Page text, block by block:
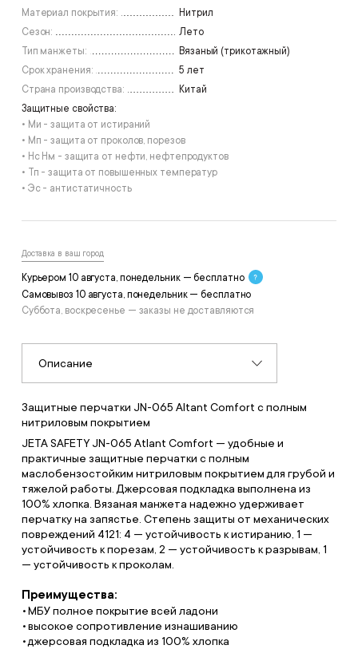
Материал покрытия:
Нитрил
Сезон:
Лето
Тип манжеты:
Вязаный (трикотажный)
Срок хранения:
5 лет
Страна производства:
Китай
Защитные свойства:
• Ми - защита от истираний
• Мп - защита от проколов, порезов
• Нс Нм - защита от нефти, нефтепродуктов
• Тп - защита от повышенных температур
• Эс - антистатичность
Доставка в ваш город
Курьером 10 августа, понедельник — бесплатно
Самовывоз 10 августа, понедельник — бесплатно
Суббота, воскресенье — заказы не доставляются
Описание
Защитные перчатки JN-065 Altant Comfort с полным
нитриловым покрытием
JETA SAFETY JN-065 Atlant Comfort — удобные и
практичные защитные перчатки с полным
маслобензостойким нитриловым покрытием для грубой и
тяжелой работы. Джерсовая подкладка выполнена из
100% хлопка. Вязаная манжета надежно удерживает
перчатку на запястье. Степень защиты от механических
повреждений 4121: 4 — устойчивость к истиранию, 1 —
устойчивость к порезам, 2 — устойчивость к разрывам, 1
— устойчивость к проколам.
Преимущества:
МБУ полное покрытие всей ладони
высокое сопротивление изнашиванию
джерсовая подкладка из 100% хлопка